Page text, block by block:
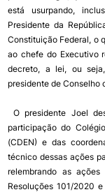
está usurpando,
Presidente da
Constituição Federal, o
ao chefe do Executivo
decreto, a lei, ou
presidente de Conselho
participação do
(CDEN) e das
técnico dessas ações
relembrando as
Resoluções 101/2020